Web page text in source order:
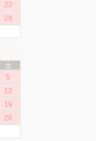
22
29
土
5
12
19
26